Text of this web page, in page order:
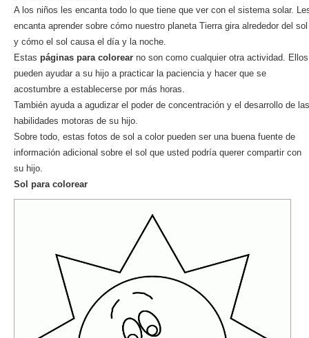
A los niños les encanta todo lo que tiene que ver con el sistema solar.
encanta aprender sobre cómo nuestro planeta Tierra gira alrededor del sol
y cómo el sol causa el día y la noche.
Estas páginas para colorear no son como cualquier otra actividad. Ellos
pueden ayudar a su hijo a practicar la paciencia y hacer que se
acostumbre a establecerse por más horas.
También ayuda a agudizar el poder de concentración y el desarrollo de las
habilidades motoras de su hijo.
Sobre todo, estas fotos de sol a color pueden ser una buena fuente de
información adicional sobre el sol que usted podría querer compartir con
su hijo.
Sol para colorear